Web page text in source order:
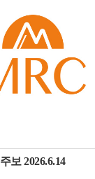
주보 2026.6.14